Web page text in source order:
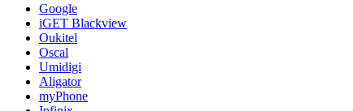
Google
iGET Blackview
Oukitel
Oscal
Umidigi
Aligator
myPhone